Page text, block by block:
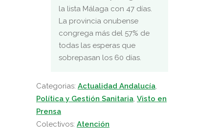
la lista Málaga con 47 días.
La provincia onubense
congrega más del 57% de
todas las esperas que
sobrepasan los 60 días.
Categorias: Actualidad Andalucía,
Política y Gestión Sanitaria, Visto en
Prensa
Colectivos: Atención